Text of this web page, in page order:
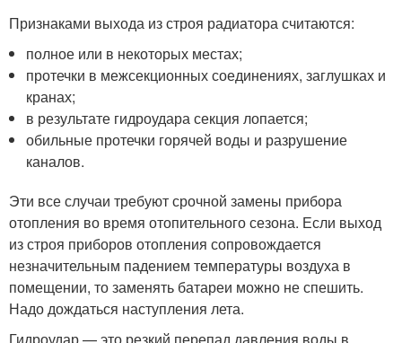
Признаками выхода из строя радиатора считаются:
полное или в некоторых местах;
протечки в межсекционных соединениях, заглушках и
кранах;
в результате гидроудара секция лопается;
обильные протечки горячей воды и разрушение
каналов.
Эти все случаи требуют срочной замены прибора
отопления во время отопительного сезона. Если выход
из строя приборов отопления сопровождается
незначительным падением температуры воздуха в
помещении, то заменять батареи можно не спешить.
Надо дождаться наступления лета.
Гидроудар — это резкий перепад давления воды в